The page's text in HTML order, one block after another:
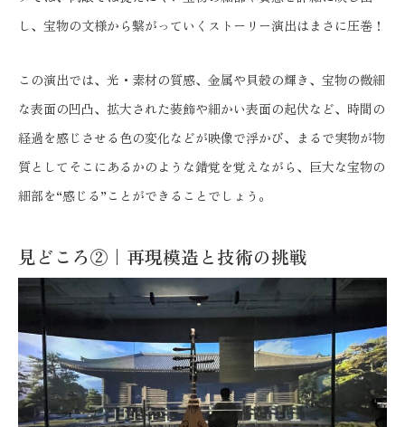
し、宝物の文様から繋がっていくストーリー演出はまさに圧巻！
この演出では、光・素材の質感、金属や貝殻の輝き、宝物の微細
な表面の凹凸、拡大された装飾や細かい表面の起伏など、時間の
経過を感じさせる色の変化などが映像で浮かび、まるで実物が物
質としてそこにあるかのような錯覚を覚えながら、巨大な宝物の
細部を“感じる”ことができることでしょう。
見どころ②｜再現模造と技術の挑戦